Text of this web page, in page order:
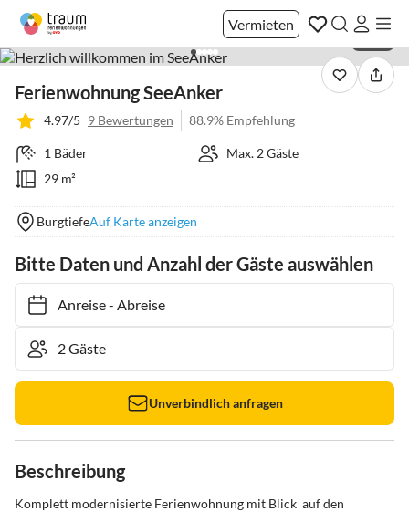
Vermieten
Ferienwohnung SeeAnker
4.97/5 9 Bewertungen 88.9% Empfehlung
1 Bäder
Max. 2 Gäste
29 m²
BurgtiefeAuf Karte anzeigen
Bitte Daten und Anzahl der Gäste auswählen
Anreise- Abreise
Unverbindlich anfragen
Beschreibung
Komplett modernisierte Ferienwohnung mit Blick  auf den